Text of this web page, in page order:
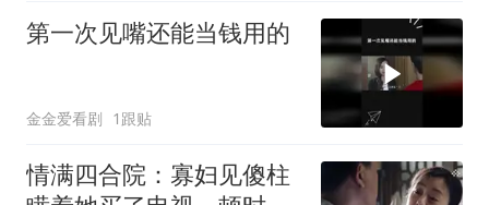
第一次见嘴还能当钱用的
金金爱看剧 1跟贴
情满四合院：寡妇见傻柱